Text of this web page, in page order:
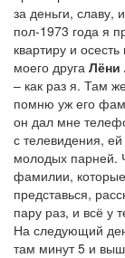
за деньги, славу,
пол-1973 года я
квартиру и
моего друга Лёни
– как раз я. Там
помню уж его
он дал мне
с телевидения,
молодых парней.
фамилии,
представься,
пару раз, и всё у
На следующий
там минут 5 и